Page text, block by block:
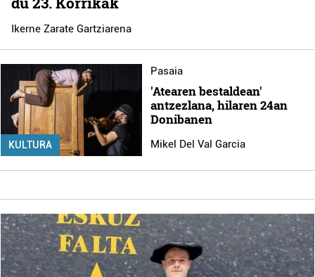
Ikerne Zarate Gartziarena
KULTURA
Pasaia
'Atearen bestaldean'
antzezlana, hilaren 24an
Donibanen
Mikel Del Val Garcia